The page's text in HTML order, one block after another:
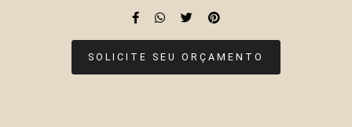
SOLICITE SEU ORÇAMENTO